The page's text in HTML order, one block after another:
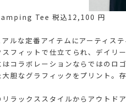
Tee 税込12,100 円
アルな定番アイテムにアーティス
スフィットで仕立てられ、デイリ
はコラボレーションならではのロ
大胆なグラフィックをプリント。
リラックススタイルからアウトド